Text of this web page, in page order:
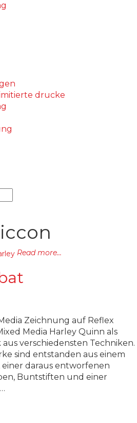
drucke
Read more...
Zeichnung auf Reflex
Media Harley Quinn als
verschiedensten Techniken.
sind entstanden aus einem
daraus entworfenen
Buntstiften und einer